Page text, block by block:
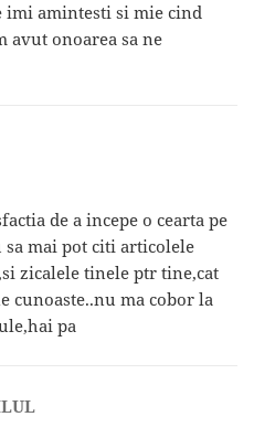
imi amintesti si mie cind
avut onoarea sa ne
de a incepe o cearta pe
sa mai pot citi articolele
zicalele tinele ptr tine,cat
cunoaste..nu ma cobor la
pa